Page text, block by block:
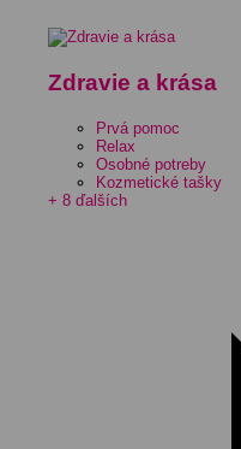
Zdravie a krása
Prvá pomoc
Relax
Osobné potreby
Kozmetické tašky
+ 8 ďalších